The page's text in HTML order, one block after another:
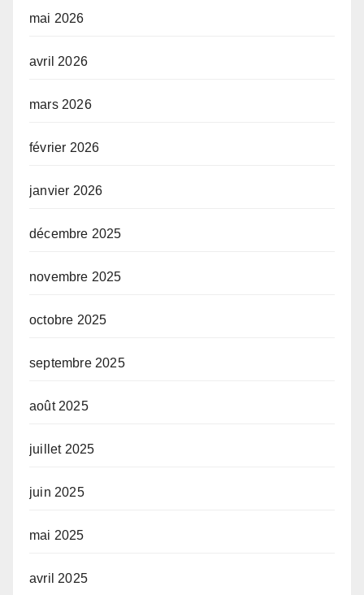
mai 2026
avril 2026
mars 2026
février 2026
janvier 2026
décembre 2025
novembre 2025
octobre 2025
septembre 2025
août 2025
juillet 2025
juin 2025
mai 2025
avril 2025